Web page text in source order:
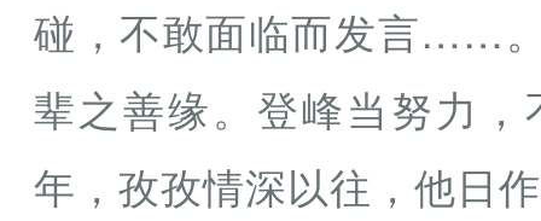
碰，不敢面临而发言……
辈之善缘。登峰当努力
年，孜孜情深以往，他日